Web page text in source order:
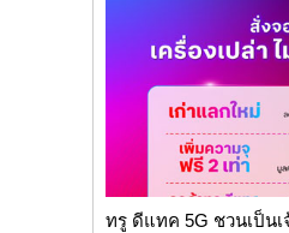
ทรู ดีแทค 5G ชวนเป็นเ